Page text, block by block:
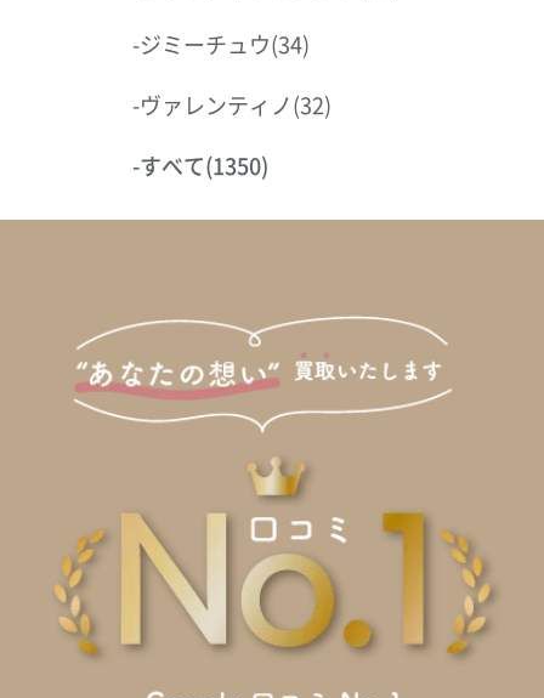
-ジミーチュウ(34)
-ヴァレンティノ(32)
-すべて(1350)